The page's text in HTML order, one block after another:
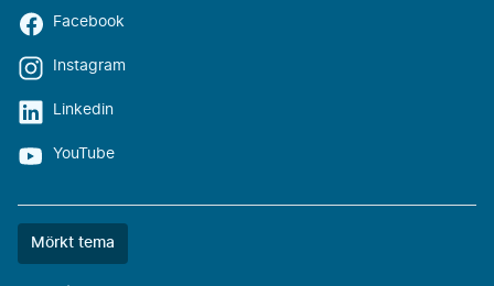
Facebook
Instagram
Linkedin
YouTube
Färgtemat
Mörkt tema